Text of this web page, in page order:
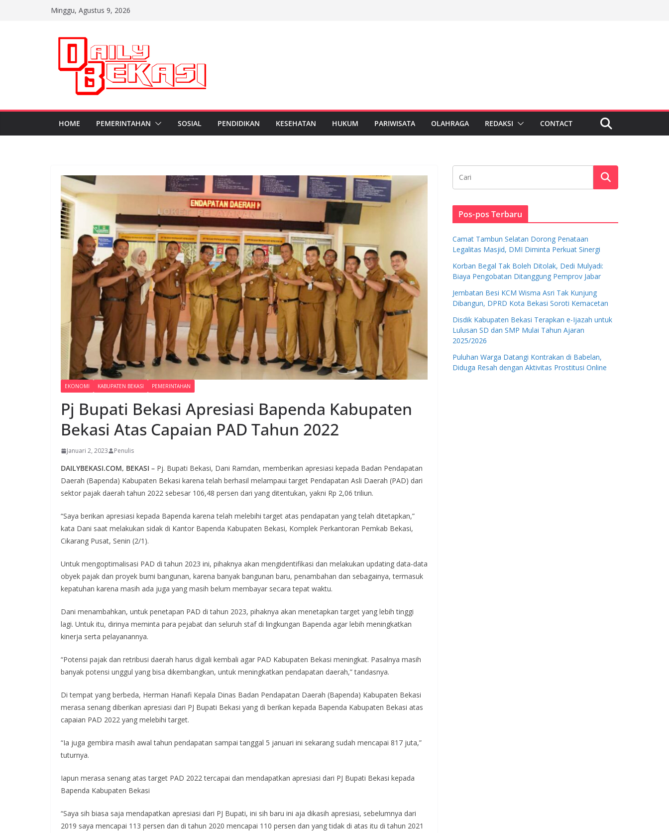
Minggu, Agustus 9, 2026
HOME PEMERINTAHAN SOSIAL PENDIDIKAN KESEHATAN HUKUM PARIWISATA OLAHRAGA REDAKSI CONTACT
EKONOMI KABUPATEN BEKASI PEMERINTAHAN
Pj Bupati Bekasi Apresiasi Bapenda Kabupaten
Bekasi Atas Capaian PAD Tahun 2022
Januari 2, 2023 Penulis
DAILYBEKASI.COM, BEKASI – Pj. Bupati Bekasi, Dani Ramdan, memberikan apresiasi kepada Badan Pendapatan
Daerah (Bapenda) Kabupaten Bekasi karena telah berhasil melampaui target Pendapatan Asli Daerah (PAD) dari
sektor pajak daerah tahun 2022 sebesar 106,48 persen dari yang ditentukan, yakni Rp 2,06 triliun.
“Saya berikan apresiasi kepada Bapenda karena telah melebihi target atas pendapatan yang telah ditetapkan,”
kata Dani saat melakukan sidak di Kantor Bapenda Kabupaten Bekasi, Komplek Perkantoran Pemkab Bekasi,
Cikarang Pusat, Senin (2/1).
Untuk mengoptimalisasi PAD di tahun 2023 ini, pihaknya akan mengidentifikasi dan melakukan updating data-data
obyek pajak dan proyek bumi bangunan, karena banyak bangunan baru, penambahan dan sebagainya, termasuk
kepatuhan karena masih ada juga yang masih belum membayar secara tepat waktu.
Dani menambahkan, untuk penetapan PAD di tahun 2023, pihaknya akan menetapkan target yang lebih tinggi
lagi. Untuk itu, dirinya meminta para pejabat dan seluruh staf di lingkungan Bapenda agar lebih meningkatkan
kinerja serta pelayanannya.
“Potensi pajak dan retribusi daerah harus digali kembali agar PAD Kabupaten Bekasi meningkat. Pasalnya masih
banyak potensi unggul yang bisa dikembangkan, untuk meningkatkan pendapatan daerah,” tandasnya.
Di tempat yang berbeda, Herman Hanafi Kepala Dinas Badan Pendapatan Daerah (Bapenda) Kabupaten Bekasi
merasa senang diberikan apresiasi dari PJ Bupati Bekasi yang di berikan kepada Bapenda Kabupaten Bekasi atas
capaian PAD 2022 yang melebihi target.
“Ia juga gembira masih awal tahun pendapatan sampai tanggal 5 januari ini sekarang sudah mencapai 817 juta,”
tuturnya.
Iapun merasa senang atas target PAD 2022 tercapai dan mendapatkan apresiasi dari PJ Bupati Bekasi kepada
Bapenda Kabupaten Bekasi
“Saya sih biasa saja mendapatkan apresiasi dari PJ Bupati, ini sih baru ini aja dikasih apresiasi, sebelumnya dari
2019 saya mencapai 113 persen dan di tahun 2020 mencapai 110 persen dan yang tidak di atas itu di tahun 2021
Pos-pos Terbaru
Camat Tambun Selatan Dorong Penataan
Legalitas Masjid, DMI Diminta Perkuat Sinergi
Korban Begal Tak Boleh Ditolak, Dedi Mulyadi:
Biaya Pengobatan Ditanggung Pemprov Jabar
Jembatan Besi KCM Wisma Asri Tak Kunjung
Dibangun, DPRD Kota Bekasi Soroti Kemacetan
Disdik Kabupaten Bekasi Terapkan e-Ijazah untuk
Lulusan SD dan SMP Mulai Tahun Ajaran
2025/2026
Puluhan Warga Datangi Kontrakan di Babelan,
Diduga Resah dengan Aktivitas Prostitusi Online